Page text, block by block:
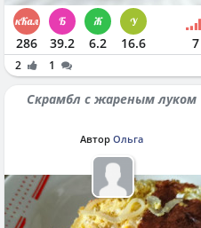
286 39.2 6.2 16.6 7
2 1
Скрамбл с жареным луком
Автор Ольга